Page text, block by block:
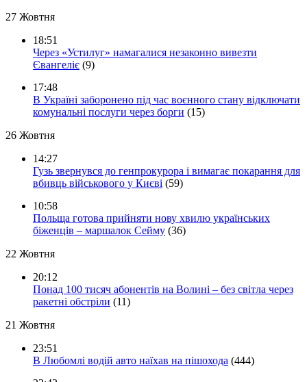
27 Жовтня
18:51
Через «Устилуг» намагалися незаконно вивезти
Євангеліє (9)
17:48
В Україні заборонено під час воєнного стану відключати
комунальні послуги через борги (15)
26 Жовтня
14:27
Гузь звернувся до генпрокурора і вимагає покарання для
вбивць військового у Києві (59)
10:58
Польща готова прийняти нову хвилю українських
біженців – маршалок Сейму (36)
22 Жовтня
20:12
Понад 100 тисяч абонентів на Волині – без світла через
ракетні обстріли (11)
21 Жовтня
23:51
В Любомлі водій авто наїхав на пішохода (444)